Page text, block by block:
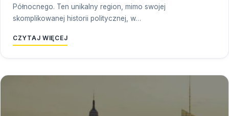
Północnego. Ten unikalny region, mimo swojej
skomplikowanej historii politycznej, w…
CZYTAJ WIĘCEJ